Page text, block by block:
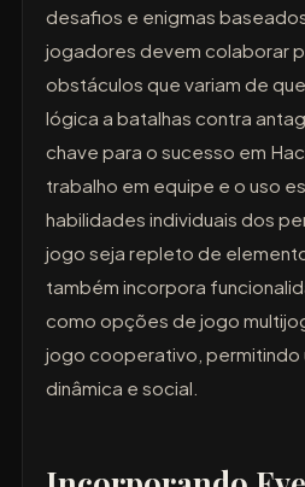
desafios e enigmas
jogadores devem colaborar
obstáculos que variam de
lógica a batalhas contra
chave para o sucesso em
trabalho em equipe e o uso
habilidades individuais dos
jogo seja repleto de
também incorpora
como opções de jogo
jogo cooperativo, permitindo
dinâmica e social.